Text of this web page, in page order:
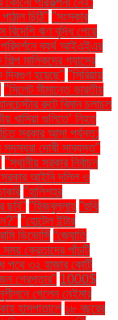
চিঠি" "সংস্কার
বিদেশি ঋণ বৃদ্ধি পেয়ে
ব্যর্থ আইএইএর
শিল্প মালিকদের গ্যাসের
হয়েছে" "সিরিয়ায়
"সিলেট সীমান্তে ভারতীয়
রুটে বিমান চলাচল
খাসিয়া গু‌লিতে’ নিহত
সরকার আসা পর্যন্ত:
দোষী সাব্যস্ত"
"স্থানীয় সরকার নির্বাচন
সরকার আইনি দলিল ও
"হালিশহর
ছবি" "হিজবুল্লাহ "হুথি
"হোটেল ইন্টার
ডিভোর্সি “জ্যোতি
সময় ক্রেতাদের পাঁচটি
পথে ৩২ হাজার কোটি
গ্রেপ্তার" 1000$
গেলেন নেইমার
হাসপাতালে ১৮ বছরের